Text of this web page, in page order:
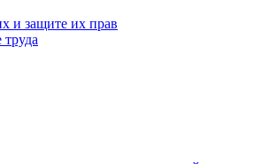
и защите их прав